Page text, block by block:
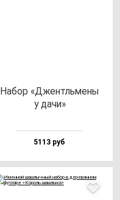
Набор «Джентль­ме­ны
у да­чи»
5113 руб